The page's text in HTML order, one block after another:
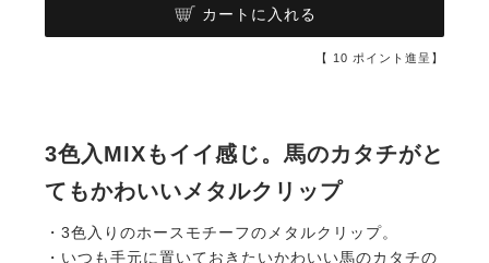
カートに入れる
【 10 ポイント進呈】
3色入MIXもイイ感じ。馬のカタチがと
てもかわいいメタルクリップ
・3色入りのホースモチーフのメタルクリップ。
・いつも手元に置いておきたいかわいい馬のカタチの